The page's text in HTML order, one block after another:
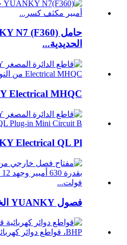
الحديدية...
MHQC ...
Electrical QL Pl...
فصول YUANKY الخارجية...